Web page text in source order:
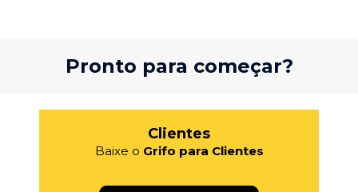
Pronto para começar?
Clientes
Baixe o Grifo para Clientes